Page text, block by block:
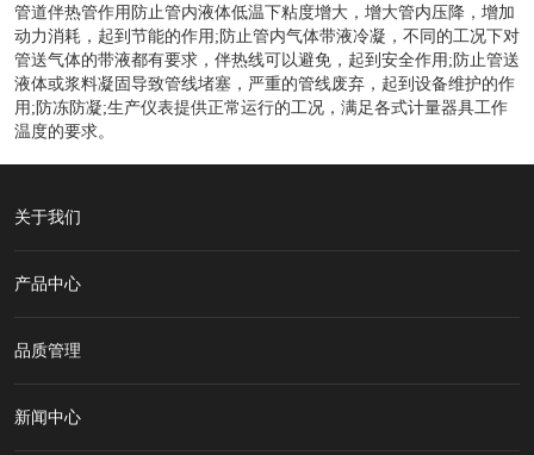
管道伴热管作用防止管内液体低温下粘度增大，增大管内压降，增加
动力消耗，起到节能的作用;防止管内气体带液冷凝，不同的工况下对
管送气体的带液都有要求，伴热线可以避免，起到安全作用;防止管送
液体或浆料凝固导致管线堵塞，严重的管线废弃，起到设备维护的作
用;防冻防凝;生产仪表提供正常运行的工况，满足各式计量器具工作
温度的要求。
关于我们
产品中心
品质管理
新闻中心